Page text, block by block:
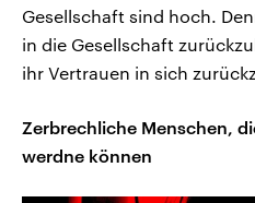
Gesellschaft sind hoch.
in die Gesellschaft
ihr Vertrauen in sich
Zerbrechliche Menschen,
werdne können